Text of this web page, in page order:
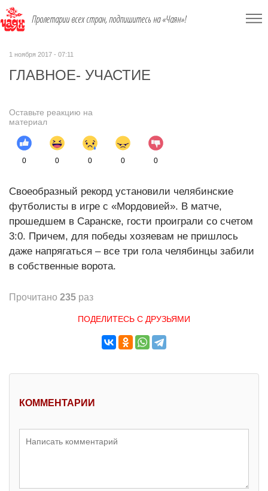
Пролетарии всех стран, подпишитесь на «Чаян»!
1 ноября 2017 - 07:11
ГЛАВНОЕ- УЧАСТИЕ
Оставьте реакцию на
материал
0 0 0 0 0
Своеобразный рекорд установили челябинские
футболисты в игре с «Мордовией». В матче,
прошедшем в Саранске, гости проиграли со счетом
3:0. Причем, для победы хозяевам не пришлось
даже напрягаться – все три гола челябинцы забили
в собственные ворота.
Прочитано 235 раз
ПОДЕЛИТЕСЬ С ДРУЗЬЯМИ
КОММЕНТАРИИ